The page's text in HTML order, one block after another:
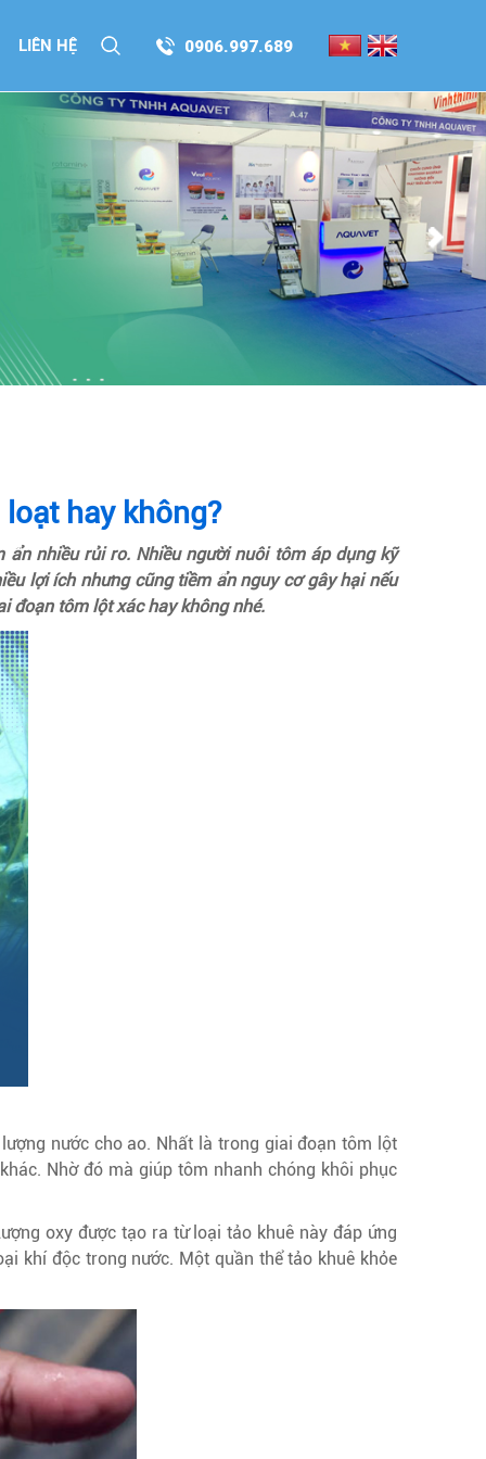
LIÊN HỆ 0906.997.689
hay không?
nhiều rủi ro. Nhiều người nuôi tôm áp dụng kỹ
lợi ích nhưng cũng tiềm ẩn nguy cơ gây hại nếu
đoạn tôm lột xác hay không nhé.
nước cho ao. Nhất là trong giai đoạn tôm lột
Nhờ đó mà giúp tôm nhanh chóng khôi phục
oxy được tạo ra từ loại tảo khuê này đáp ứng
khí độc trong nước. Một quần thể tảo khuê khỏe